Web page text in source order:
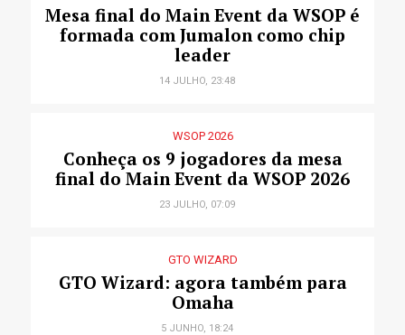
Mesa final do Main Event da WSOP é
formada com Jumalon como chip
leader
14 JULHO, 23:48
WSOP 2026
Conheça os 9 jogadores da mesa
final do Main Event da WSOP 2026
23 JULHO, 07:09
GTO WIZARD
GTO Wizard: agora também para
Omaha
5 JUNHO, 18:24